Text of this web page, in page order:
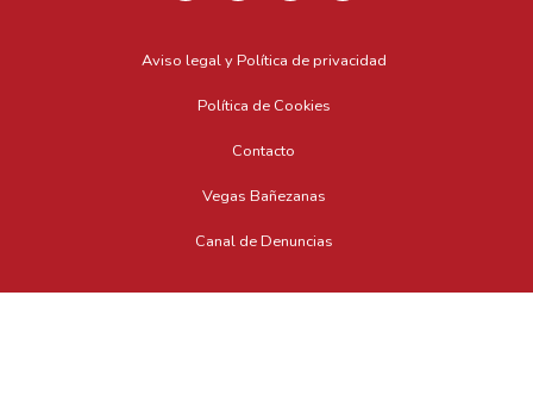
Aviso legal y Política de privacidad
Política de Cookies
Contacto
Vegas Bañezanas
Canal de Denuncias